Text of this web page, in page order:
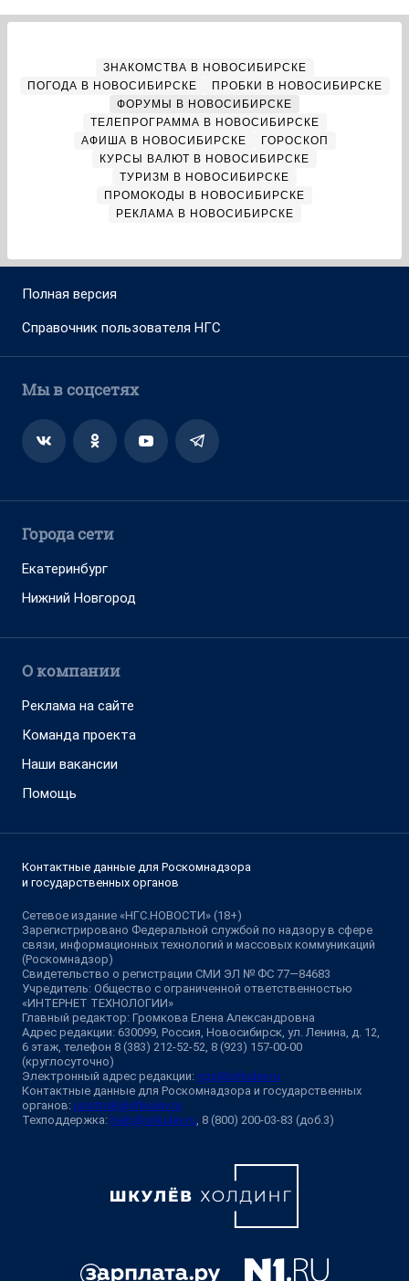
ЗНАКОМСТВА В НОВОСИБИРСКЕ
ПОГОДА В НОВОСИБИРСКЕ
ПРОБКИ В НОВОСИБИРСКЕ
ФОРУМЫ В НОВОСИБИРСКЕ
ТЕЛЕПРОГРАММА В НОВОСИБИРСКЕ
АФИША В НОВОСИБИРСКЕ
ГОРОСКОП
КУРСЫ ВАЛЮТ В НОВОСИБИРСКЕ
ТУРИЗМ В НОВОСИБИРСКЕ
ПРОМОКОДЫ В НОВОСИБИРСКЕ
РЕКЛАМА В НОВОСИБИРСКЕ
Полная версия
Справочник пользователя НГС
Мы в соцсетях
Города сети
Екатеринбург
Нижний Новгород
О компании
Реклама на сайте
Команда проекта
Наши вакансии
Помощь
Контактные данные для Роскомнадзора
и государственных органов
Сетевое издание «НГС.НОВОСТИ» (18+)
Зарегистрировано Федеральной службой по надзору в сфере
связи, информационных технологий и массовых коммуникаций
(Роскомнадзор)
Свидетельство о регистрации СМИ ЭЛ № ФС 77—84683
Учредитель: Общество с ограниченной ответственностью
«ИНТЕРНЕТ ТЕХНОЛОГИИ»
Главный редактор: Громкова Елена Александровна
Адрес редакции: 630099, Россия, Новосибирск, ул. Ленина, д. 12,
6 этаж, телефон 8 (383) 212-52-52, 8 (923) 157-00-00
(круглосуточно)
Электронный адрес редакции: ngs@shkulev.ru
Контактные данные для Роскомнадзора и государственных
органов: juristnsk@shkulev.ru
Техподдержка: help@shkulev.ru, 8 (800) 200-03-83 (доб.3)